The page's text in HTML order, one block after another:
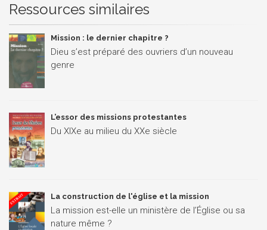
Ressources similaires
Mission : le dernier chapitre ?
Dieu s’est préparé des ouvriers d’un nouveau
genre
L’essor des missions protestantes
Du XIXe au milieu du XXe siècle
La construction de l'église et la mission
La mission est-elle un ministère de l’Église ou sa
nature même ?